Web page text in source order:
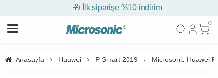
🎁 İlk siparişe %10 indirim
0
Anasayfa Huawei P Smart 2019 Microsonic Huawei P